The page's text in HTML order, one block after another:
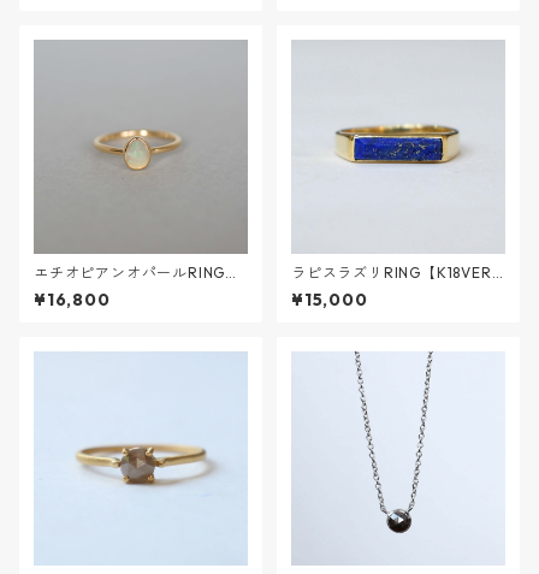
エチオピアンオパールRING
【K18VERMEIL】
¥16,800
ラピスラズリRING【K18VERM
EIL】
¥15,000